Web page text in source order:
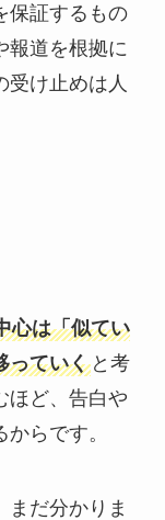
保証するもの
報道を根拠に
受け止めは人
心は「似てい
っていくと考
ほど、告白や
らです。
まだ分かりま